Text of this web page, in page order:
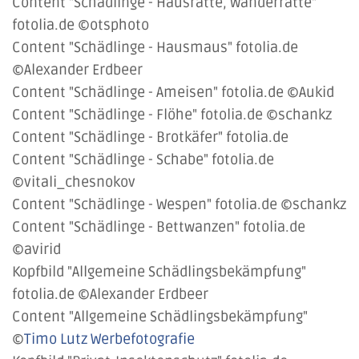
fotolia.de ©otsphoto
Content "Schädlinge - Hausmaus" fotolia.de
©Alexander Erdbeer
Content "Schädlinge - Ameisen" fotolia.de ©Aukid
Content "Schädlinge - Flöhe" fotolia.de ©schankz
Content "Schädlinge - Brotkäfer" fotolia.de
Content "Schädlinge - Schabe" fotolia.de
©vitali_chesnokov
Content "Schädlinge - Wespen" fotolia.de ©schankz
Content "Schädlinge - Bettwanzen" fotolia.de
©avirid
Kopfbild "Allgemeine Schädlingsbekämpfung"
fotolia.de ©Alexander Erdbeer
Content "Allgemeine Schädlingsbekämpfung"
©Timo Lutz Werbefotografie